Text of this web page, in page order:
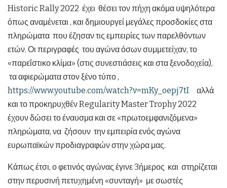
Historic Rally 2022 έχει θέσει τον πήχη ακόμα υψηλότερα
όπως αναμένεται , και δημιουργεί μεγάλες προσδοκίες στα
πληρώματα που έζησαν τις εμπειρίες των παρελθόντων
ετών. Οι περιγραφές του αγώνα όσων συμμετείχαν, το
«παρεΐστικο κλίμα» (στις συνεστιάσεις και στα ξενοδοχεία),
τα αφιερώματα στον ξένο τύπο ,
https://www.youtube.com/watch?v=mKy_oepj7tI αλλά
και το προκηρυχθέν Regularity Master Trophy 2022
έχουν δώσει το έναυσμα και σε «πρωτοεμφανιζόμενα»
πληρώματα, να ζήσουν την εμπειρία ενός αγώνα
ευρωπαϊκών προδιαγραφών στην χώρα μας.
Κάπως έτσι, ο φετινός αγώνας έγινε 3ήμερος και στηρίζεται
στην περυσινή πετυχημένη «συνταγή» με σωστές